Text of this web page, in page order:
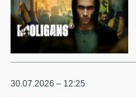
30.07.2026 – 12:25